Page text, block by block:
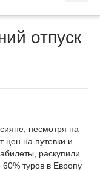
отпуск
несмотря на
цен на путевки и
раскупили
60% туров в Европу